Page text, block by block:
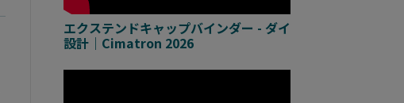
エクステンドキャップバインダー - ダイ
設計｜Cimatron 2026